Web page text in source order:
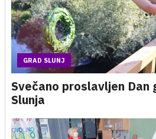
GRAD SLUNJ
Svečano proslavljen Dan
Slunja